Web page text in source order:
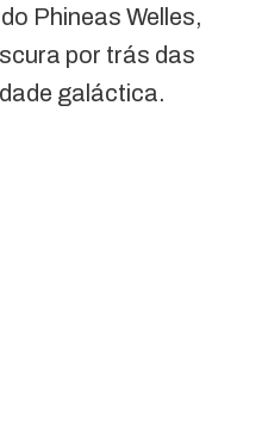
Phineas Welles,
por trás das
galáctica.